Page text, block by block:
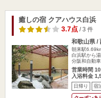
癒しの宿 クアハウス白浜
3.7点/ 3 件
和歌山県 /
朝来駅
白浜駅から
分阪和自動
営業時間
入浴料金
日帰り 宿